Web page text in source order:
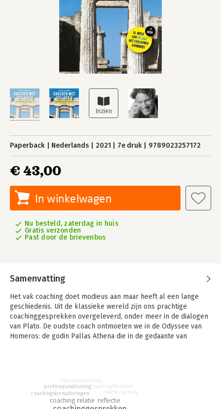
Paperback Nederlands 2021 7e druk 9789023257172
€ 43,00
In winkelwagen
Nu besteld, zaterdag in huis
Gratis verzonden
Past door de brievenbus
Samenvatting
Het vak coaching doet modieus aan maar heeft al een lange
geschiedenis. Uit de klassieke wereld zijn ons prachtige
coachinggesprekken overgeleverd, onder meer in de dialogen
van Plato. De oudste coach ontmoeten we in de Odyssee van
Homeros: de godin Pallas Athena die in de gedaante van
Yvonne Burger vragen van hun lezers de durf om samen met
collega's:
• een coachingrelatie op te bouwen en zo sterk te maken dat
coaching relatie reflectie
coachingsbenaderingen
professionalisering
organisatiecoaching
coachingeffectiviteit
interne coaching